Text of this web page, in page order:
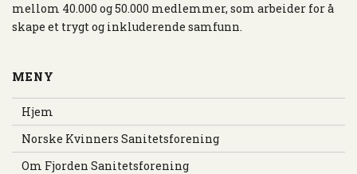
mellom 40.000 og 50.000 medlemmer, som arbeider for å
skape et trygt og inkluderende samfunn.
MENY
Hjem
Norske Kvinners Sanitetsforening
Om Fjorden Sanitetsforening